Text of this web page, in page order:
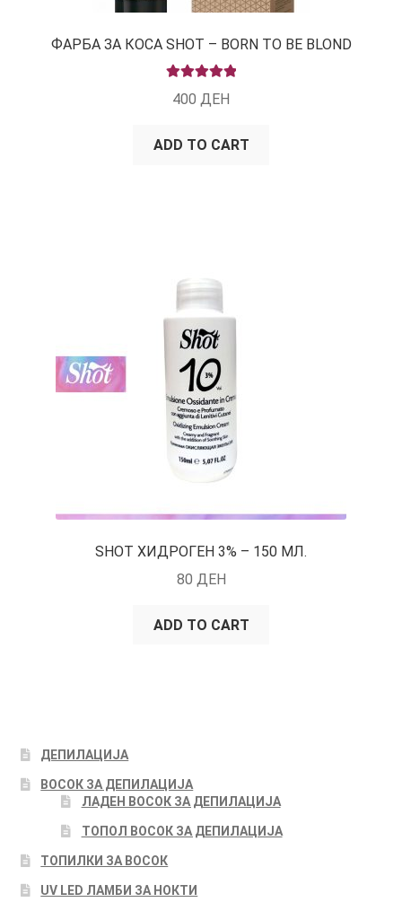
ФАРБА ЗА КОСА SHOT – BORN TO BE BLOND
OUT OF 5
400 ДЕН
ADD TO CART
SHOT ХИДРОГЕН 3% – 150 МЛ.
80 ДЕН
ADD TO CART
ДЕПИЛАЦИЈА
ВОСОК ЗА ДЕПИЛАЦИЈА
ЛАДЕН ВОСОК ЗА ДЕПИЛАЦИЈА
ТОПОЛ ВОСОК ЗА ДЕПИЛАЦИЈА
ТОПИЛКИ ЗА ВОСОК
UV LED ЛАМБИ ЗА НОКТИ